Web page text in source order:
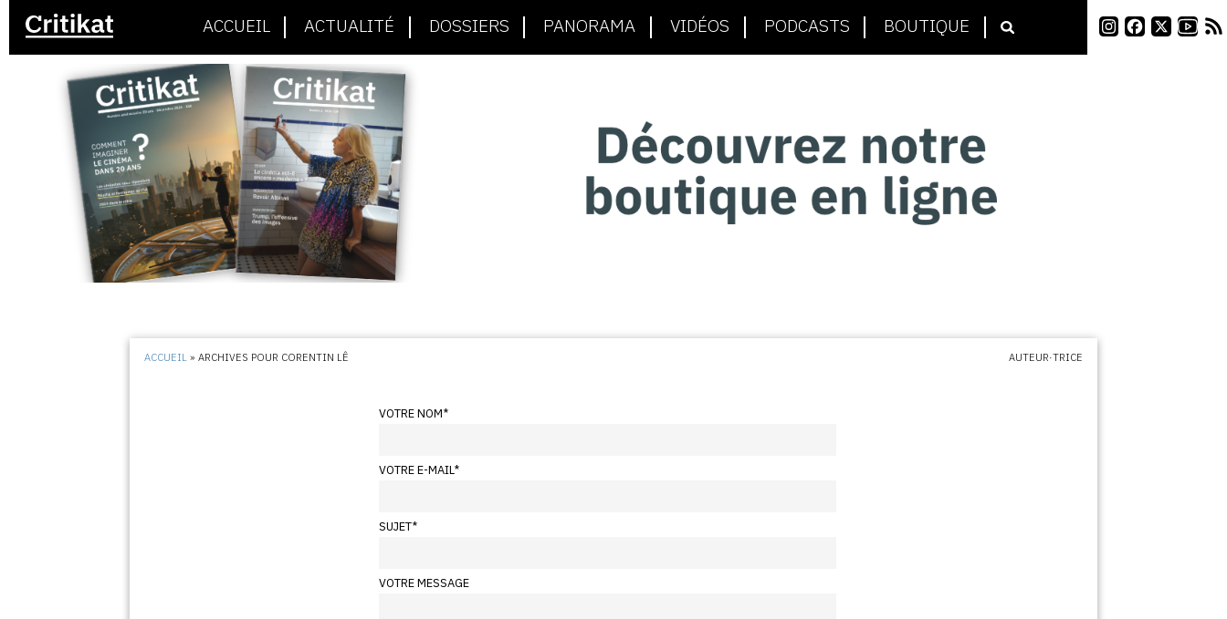
ACCUEIL ACTUALITÉ DOSSIERS PANORAMA VIDÉOS PODCASTS BOUTIQUE
ACCUEIL »ARCHIVES POUR CORENTIN LÊ AUTEUR·TRICE
VOTRE NOM*
VOTRE E-MAIL*
SUJET*
VOTRE MESSAGE